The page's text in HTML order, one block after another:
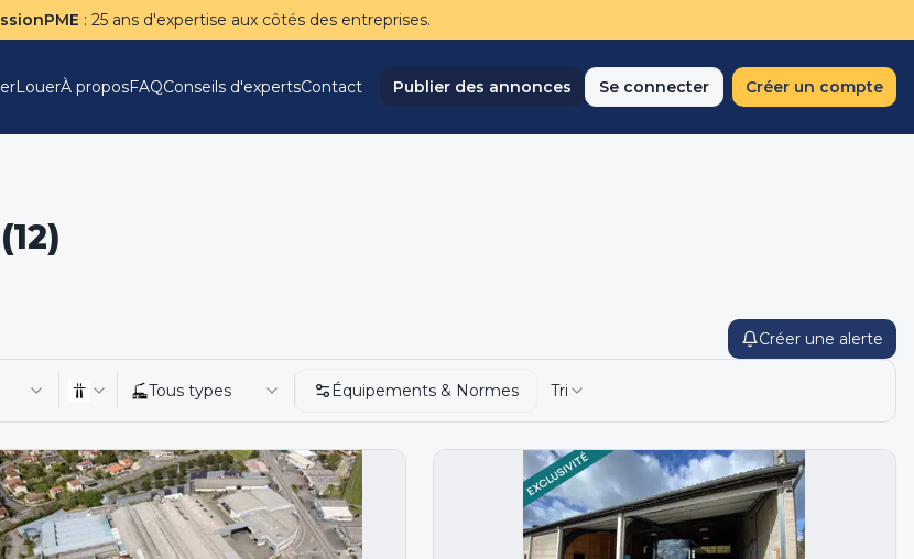
: 25 ans d'expertise aux côtés des entreprises.
LouerÀ proposFAQConseils d'expertsContact Publier des annonces Se connecter Créer un compte
Créer une alerte
Tous types Équipements & Normes Tri